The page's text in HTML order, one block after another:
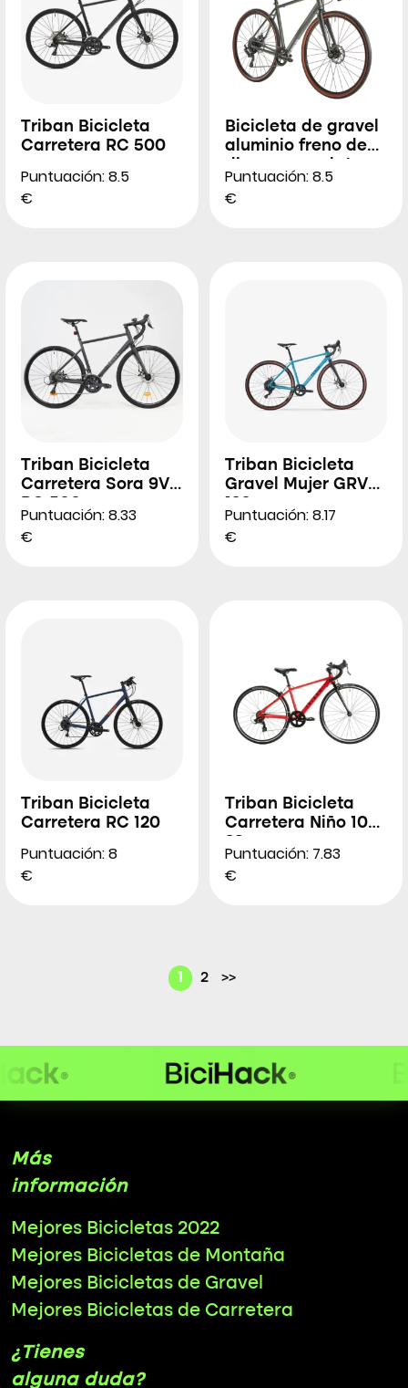
Triban Bicicleta
Carretera RC 500
Puntuación: 8.5
€
Bicicleta de gravel
aluminio freno de
10V Triban GRVL120
Puntuación: 8.5
€
Triban Bicicleta
Carretera Sora 9V
Puntuación: 8.33
€
Triban Bicicleta
Gravel Mujer GRVL
Puntuación: 8.17
€
Triban Bicicleta
Carretera RC 120
Puntuación: 8
€
Triban Bicicleta
Carretera Niño 100
Puntuación: 7.83
€
1 2 >>
Más
información
Mejores Bicicletas 2022
Mejores Bicicletas de Montaña
Mejores Bicicletas de Gravel
Mejores Bicicletas de Carretera
¿Tienes
alguna duda?